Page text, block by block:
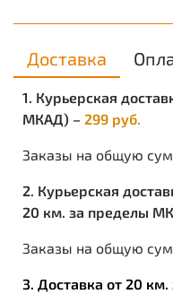
Доставка
1. Курьерская
МКАД) – 299 руб.
Заказы на общую
2. Курьерская
20 км. за пределы
Заказы на общую
3. Доставка от 20